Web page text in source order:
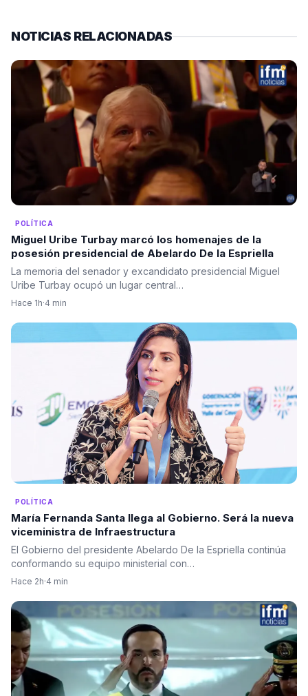
NOTICIAS RELACIONADAS
POLÍTICA
Miguel Uribe Turbay marcó los homenajes de la
posesión presidencial de Abelardo De la Espriella
La memoria del senador y excandidato presidencial Miguel
Uribe Turbay ocupó un lugar central…
Hace 1h·4 min
POLÍTICA
María Fernanda Santa llega al Gobierno. Será la nueva
viceministra de Infraestructura
El Gobierno del presidente Abelardo De la Espriella continúa
conformando su equipo ministerial con…
Hace 2h·4 min